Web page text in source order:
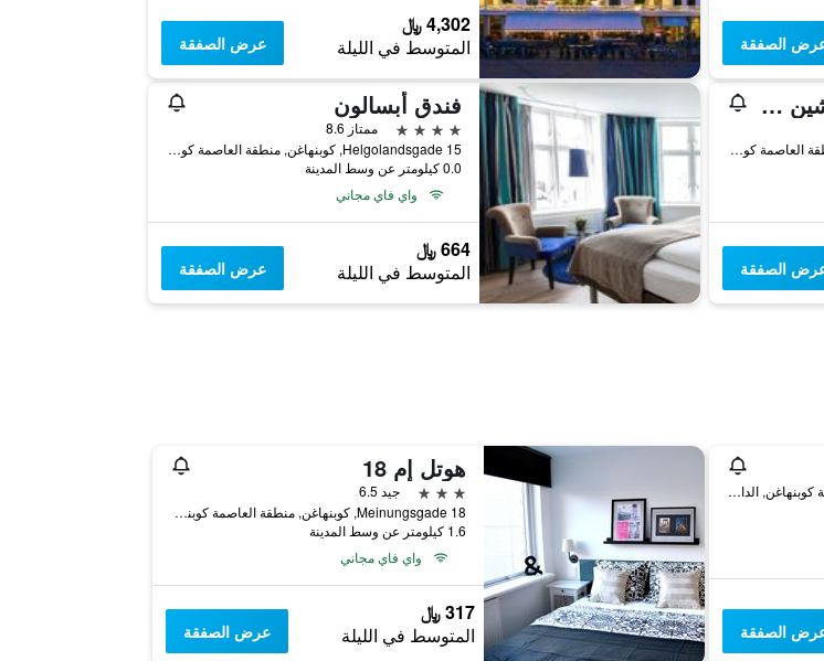
الصفقة
4,302 ﷼
المتوسط في الليلة عرض الصفقة
فندق راديسون كوليكشين رويال، كوبنهاغن
Hammerichsgade 1, كوبنهاغن, منطقة العاصمة كوبنهاغن, الدانمارك
الصفقة
فندق أبسالون
4 نجوم
ممتاز 8.6
Helgolandsgade 15, كوبنهاغن, منطقة العاصمة كوبنهاغن, الدانمارك
0.0 كيلومتر عن وسط المدينة
واي فاي مجاني
664 ﷼
المتوسط في الليلة عرض الصفقة
2C Lygten, كوبنهاغن, منطقة العاصمة كوبنهاغن, الدانمارك
الصفقة
هوتل إم 18
3 نجوم
جيد 6.5
Meinungsgade 18, كوبنهاغن, منطقة العاصمة كوبنهاغن, الدانمارك
1.6 كيلومتر عن وسط المدينة
واي فاي مجاني
317 ﷼
المتوسط في الليلة عرض الصفقة